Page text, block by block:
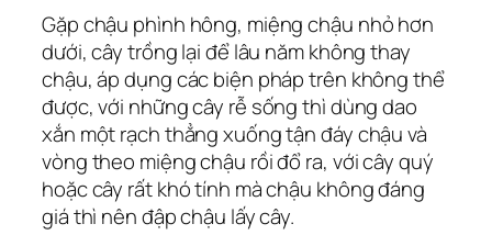
Gặp chậu phình hông, miệng chậu nhỏ hơn
dưới, cây trồng lại để lâu năm không thay
chậu, áp dụng các biện pháp trên không thể
được, với những cây rễ sống thì dùng dao
xắn một rạch thẳng xuống tận đáy chậu và
vòng theo miệng chậu rồi đổ ra, với cây quý
hoặc cây rất khó tính mà chậu không đáng
giá thì nên đập chậu lấy cây.